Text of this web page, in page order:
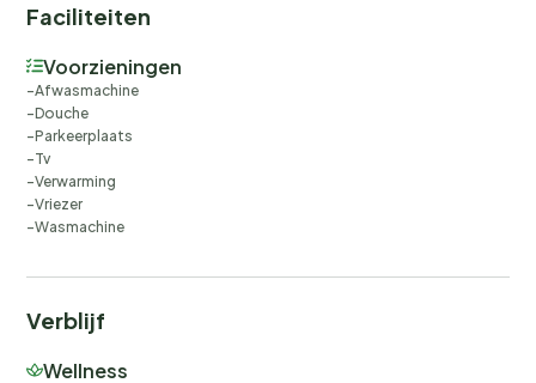
Faciliteiten
Voorzieningen
Afwasmachine
Douche
Parkeerplaats
Tv
Verwarming
Vriezer
Wasmachine
Verblijf
Wellness